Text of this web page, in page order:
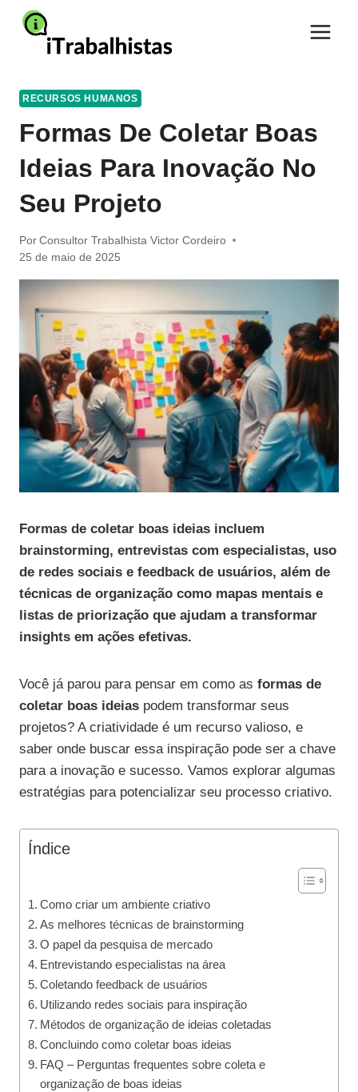
Pular
para
RECURSOS HUMANOS
Formas De Coletar Boas
Ideias Para Inovação No
Seu Projeto
Por Consultor Trabalhista Victor Cordeiro
25 de maio de 2025
Formas de coletar boas ideias incluem
brainstorming, entrevistas com especialistas, uso
de redes sociais e feedback de usuários, além de
técnicas de organização como mapas mentais e
listas de priorização que ajudam a transformar
insights em ações efetivas.
Você já parou para pensar em como as formas de
coletar boas ideias podem transformar seus
projetos? A criatividade é um recurso valioso, e
saber onde buscar essa inspiração pode ser a chave
para a inovação e sucesso. Vamos explorar algumas
estratégias para potencializar seu processo criativo.
Índice
Como criar um ambiente criativo
As melhores técnicas de brainstorming
O papel da pesquisa de mercado
Entrevistando especialistas na área
Coletando feedback de usuários
Utilizando redes sociais para inspiração
Métodos de organização de ideias coletadas
Concluindo como coletar boas ideias
FAQ – Perguntas frequentes sobre coleta e
organização de boas ideias